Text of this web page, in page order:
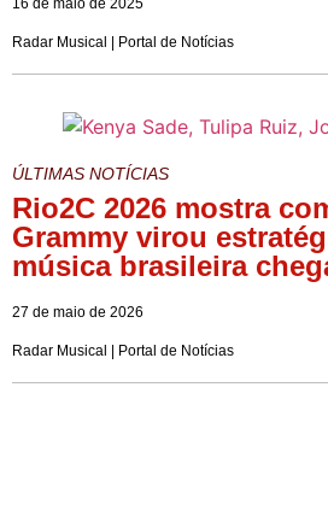
Radar Musical | Portal de Notícias
ÚLTIMAS NOTÍCIAS
Rio2C 2026 mostra
Grammy virou
música brasileira
27 de maio de 2026
Radar Musical | Portal de Notícias